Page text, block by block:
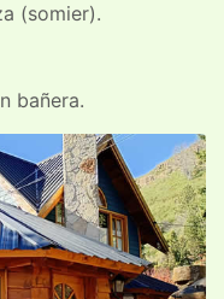
(somier).
bañera.